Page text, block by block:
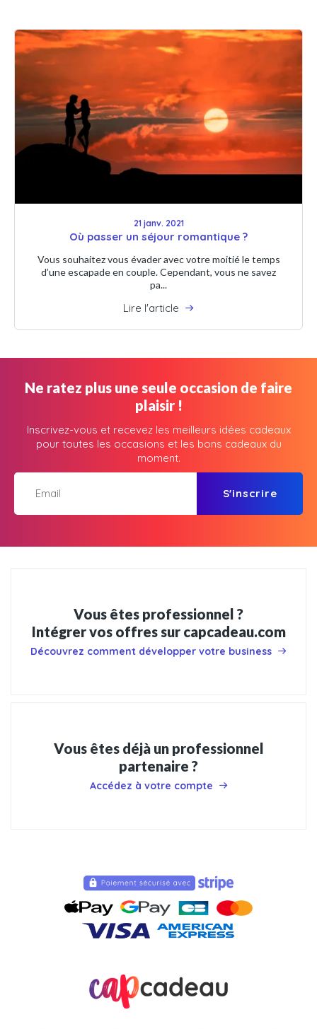
21 janv. 2021
Où passer un séjour romantique ?
Vous souhaitez vous évader avec votre moitié le temps
d’une escapade en couple. Cependant, vous ne savez
pa...
Lire l'article
Ne ratez plus une seule occasion de faire
plaisir !
Inscrivez-vous et recevez les meilleurs idées cadeaux
pour toutes les occasions et les bons cadeaux du
moment.
S'inscrire
Vous êtes professionnel ?
Intégrer vos offres sur capcadeau.com
Découvrez comment développer votre business
Vous êtes déjà un professionnel
partenaire ?
Accédez à votre compte